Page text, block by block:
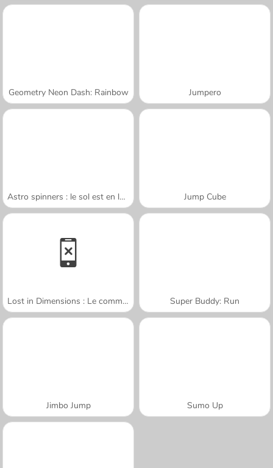
Geometry Neon Dash: Rainbow Jumpero
Astro spinners : le sol est en lave Jump Cube
Lost in Dimensions : Le commencement Super Buddy: Run
Jimbo Jump Sumo Up